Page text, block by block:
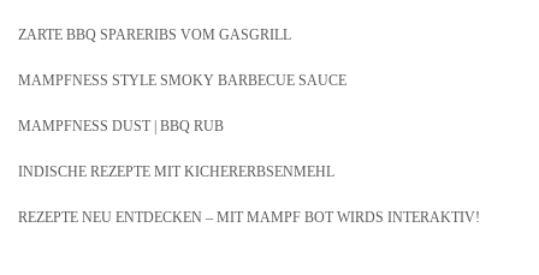
ZARTE BBQ SPARERIBS VOM GASGRILL
MAMPFNESS STYLE SMOKY BARBECUE SAUCE
MAMPFNESS DUST | BBQ RUB
INDISCHE REZEPTE MIT KICHERERBSENMEHL
REZEPTE NEU ENTDECKEN – MIT MAMPF BOT WIRDS INTERAKTIV!